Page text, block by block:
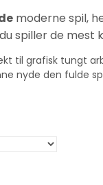
moderne spil,
spiller de mest
til grafisk tungt
nyde den fulde